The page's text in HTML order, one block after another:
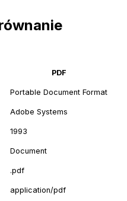
PDF
Portable Document Format
Adobe Systems
1993
Document
.pdf
application/pdf